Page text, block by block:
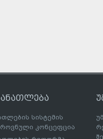
სისტემის
კონცეფცია